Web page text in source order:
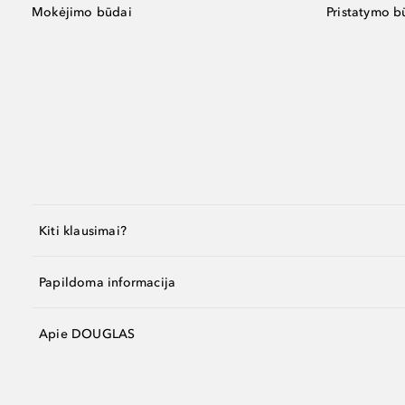
Mokėjimo būdai Pristatymo
Kiti klausimai?
Papildoma informacija
Apie DOUGLAS